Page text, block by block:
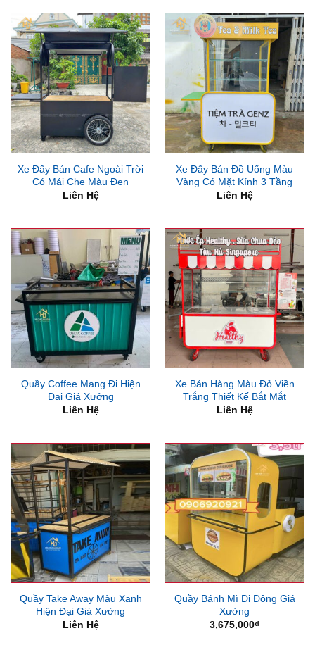
Xe Đẩy Bán Cafe Ngoài Trời
Có Mái Che Màu Đen
Liên Hệ
Xe Đẩy Bán Đồ Uống Màu
Vàng Có Mặt Kính 3 Tầng
Liên Hệ
Quầy Coffee Mang Đi Hiện
Đại Giá Xưởng
Liên Hệ
Xe Bán Hàng Màu Đỏ Viền
Trắng Thiết Kế Bắt Mắt
Liên Hệ
Quầy Take Away Màu Xanh
Hiện Đại Giá Xưởng
Liên Hệ
Quầy Bánh Mì Di Động Giá
Xưởng
3,675,000₫